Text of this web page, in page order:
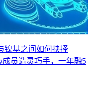
镍基之间如何抉择
成员造灵巧手，一年融5